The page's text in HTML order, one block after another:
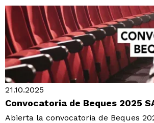
21.10.2025
Convocatoria de Beques 2025
Abierta la convocatoria de Beques